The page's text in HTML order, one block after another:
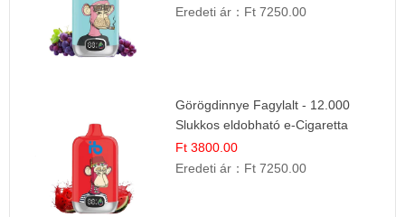
Eredeti ár： Ft 7250.00
Görögdinnye Fagylalt - 12.000
Slukkos eldobható e-Cigaretta
Ft 3800.00
Eredeti ár： Ft 7250.00